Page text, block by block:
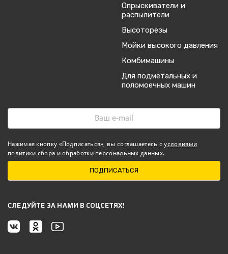
Опрыскиватели и
распылители
Высоторезы
Мойки высокого давления
Комбимашины
Для подметальных и
поломоечных машин
Нажимая кнопку «Подписаться», вы соглашаетесь сусловиями
политики сбора и обработки персональных данных.
ПОДПИСАТЬСЯ
CЛЕДУЙТЕ ЗА НАМИ В СОЦСЕТЯХ!